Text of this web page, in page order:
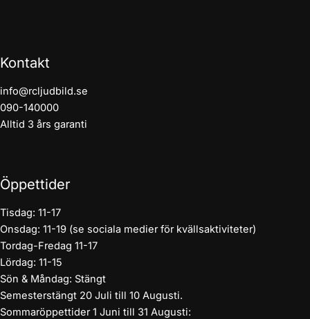
Kontakt
info@rcljudbild.se
090-140000
Alltid 3 års garanti
Öppettider
Tisdag: 11-17
Onsdag: 11-19 (se sociala medier för kvällsaktiviteter)
Tordag-Fredag 11-17
Lördag: 11-15
Sön & Måndag: Stängt
Semesterstängt 20 Juli till 10 Augusti.
Sommaröppettider 1 Juni till 31 Augusti: